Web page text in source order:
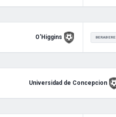
O'Higgins BERABERE
Universidad de Concepcion